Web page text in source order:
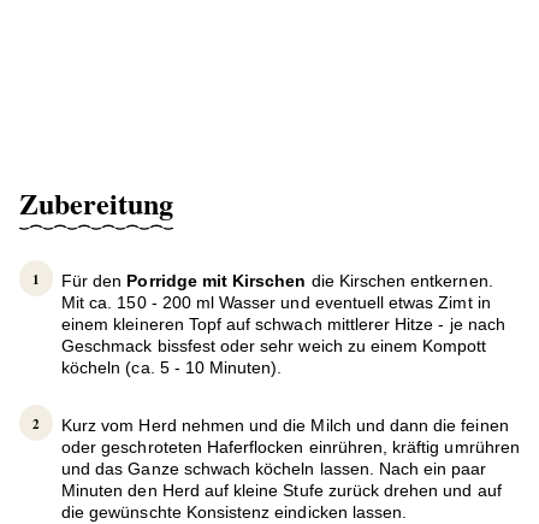
Zubereitung
Für den Porridge mit Kirschen die Kirschen entkernen.
Mit ca. 150 - 200 ml Wasser und eventuell etwas Zimt in
einem kleineren Topf auf schwach mittlerer Hitze - je nach
Geschmack bissfest oder sehr weich zu einem Kompott
köcheln (ca. 5 - 10 Minuten).
Kurz vom Herd nehmen und die Milch und dann die feinen
oder geschroteten Haferflocken einrühren, kräftig umrühren
und das Ganze schwach köcheln lassen. Nach ein paar
Minuten den Herd auf kleine Stufe zurück drehen und auf
die gewünschte Konsistenz eindicken lassen.